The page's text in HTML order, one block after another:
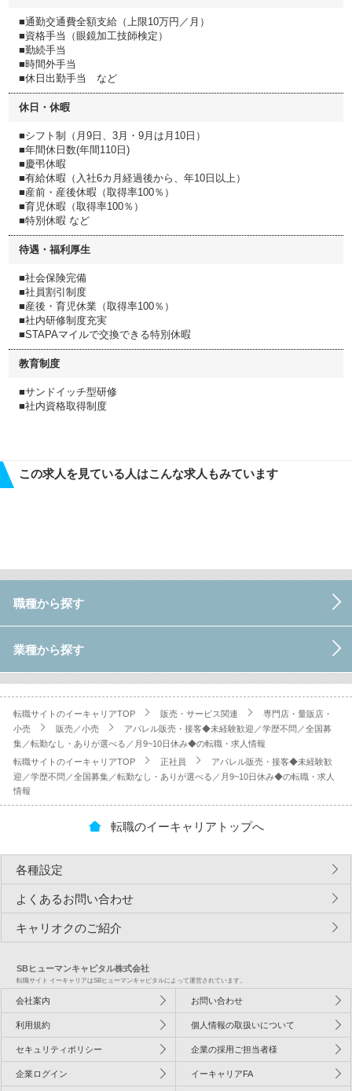
■通勤交通費全額支給（上限10万円／月）
■資格手当（眼鏡加工技師検定）
■勤続手当
■時間外手当
■休日出勤手当 など
休日・休暇
■シフト制（月9日、3月・9月は月10日）
■年間休日数(年間110日)
■慶弔休暇
■有給休暇（入社6カ月経過後から、年10日以上）
■産前・産後休暇（取得率100％）
■育児休暇（取得率100％）
■特別休暇 など
待遇・福利厚生
■社会保険完備
■社員割引制度
■産後・育児休業（取得率100％）
■社内研修制度充実
■STAPAマイルで交換できる特別休暇
教育制度
■サンドイッチ型研修
■社内資格取得制度
この求人を見ている人はこんな求人もみています
職種から探す
業種から探す
転職サイトのイーキャリアTOP 販売・サービス関連
専門店・量販店・
小売
販売／小売
アパレル販売・接客◆未経験歓迎／学歴不問／全国募
集／転勤なし・ありが選べる／月9~10日休み◆の転職・求人情報
転職サイトのイーキャリアTOP
正社員
アパレル販売・接客◆未経験歓
迎／学歴不問／全国募集／転勤なし・ありが選べる／月9~10日休み◆の転職・求人
情報
転職のイーキャリアトップへ
各種設定
よくあるお問い合わせ
キャリオクのご紹介
SBヒューマンキャピタル株式会社
転職サイト イーキャリアはSBヒューマンキャピタルによって運営されています。
会社案内 お問い合わせ
利用規約 個人情報の取扱いについて
セキュリティポリシー 企業の採用ご担当者様
企業ログイン イーキャリアFA